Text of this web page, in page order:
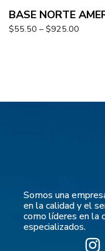
BASE NORTE
$55.50 – $925.00
Somos una
en la calidad y el
como líderes en la
especializados.